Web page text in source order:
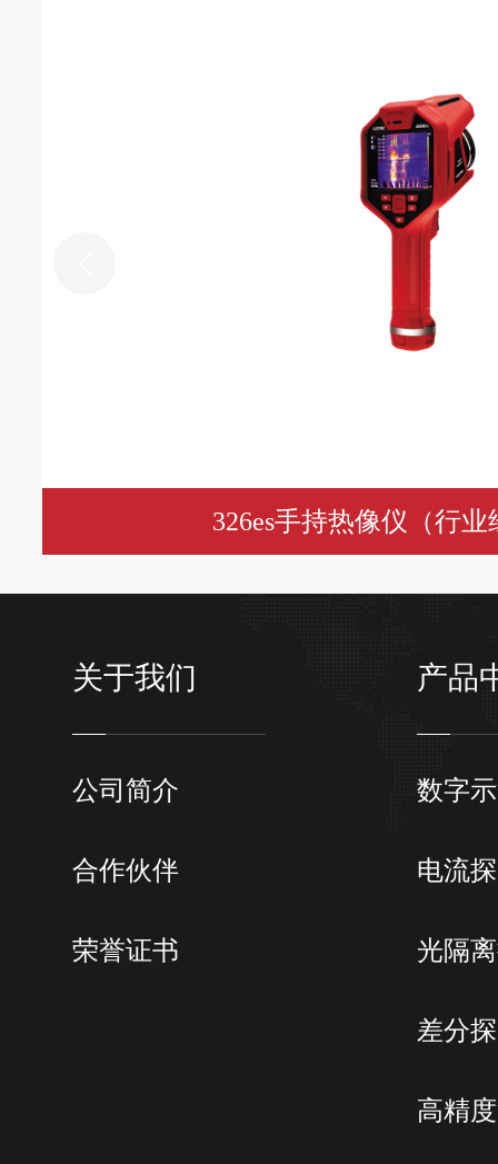
326es手持热像仪（行
关于我们
公司简介
合作伙伴
荣誉证书
产品
数字
电流
光隔
差分
高精